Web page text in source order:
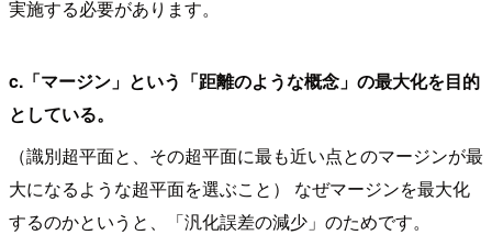
実施する必要があります。
c. 「マージン」という「距離のような概念」の最大化を目的
としている。
（識別超平面と、その超平面に最も近い点とのマージンが最
大になるような超平面を選ぶこと） なぜマージンを最大化
するのかというと、「汎化誤差の減少」のためです。